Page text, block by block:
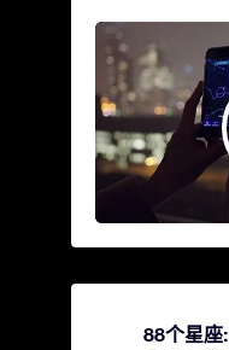
88个星座: